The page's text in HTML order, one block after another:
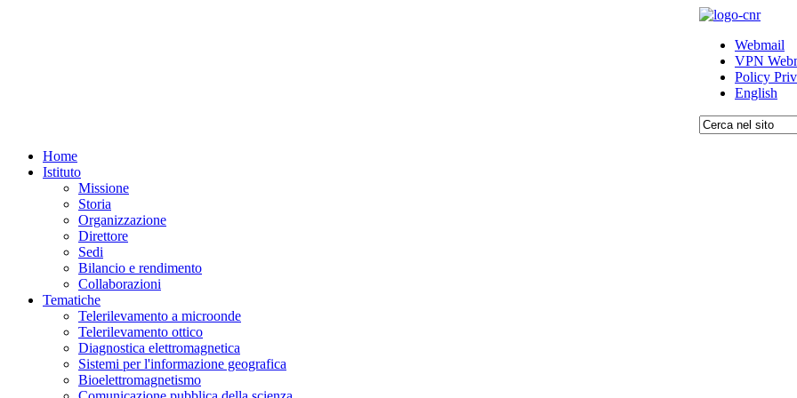
Webmail
VPN
Policy
English
Home
Istituto
Missione
Storia
Organizzazione
Direttore
Sedi
Bilancio e rendimento
Collaborazioni
Tematiche
Telerilevamento a microonde
Telerilevamento ottico
Diagnostica elettromagnetica
Sistemi per l'informazione geografica
Bioelettromagnetismo